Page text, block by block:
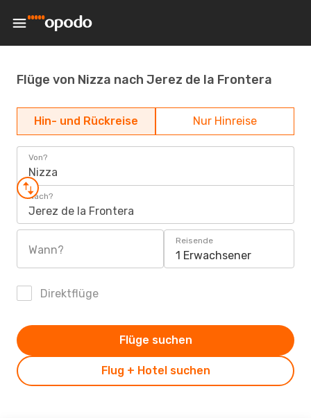
Flüge von Nizza nach Jerez de la Frontera
Hin- und Rückreise Nur Hinreise
Von?
Nizza
Nach?
Jerez de la Frontera
Wann?
Reisende
1 Erwachsener
Direktflüge
Flug + Hotel suchen
Flüge suchen